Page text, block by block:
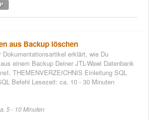
aus Backup löschen
erklärt, wie Du
einem Backup Deiner JTL-Wawi Datenbank
THEMENVERZEICHNIS Einleitung SQL
Befehl Lesezeit: ca. 10 - 30 Minuten
5 - 10 Minuten